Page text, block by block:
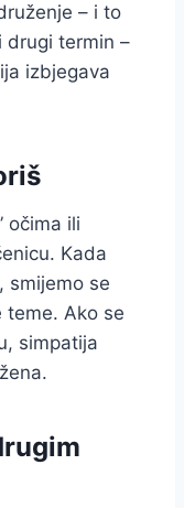
– i to
drugi termin –
izbjegava
očima ili
Kada
smijemo se
teme. Ako se
simpatija